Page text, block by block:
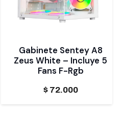
Gabinete Sentey A8
Zeus White – Incluye 5
Fans F-Rgb
$72.000